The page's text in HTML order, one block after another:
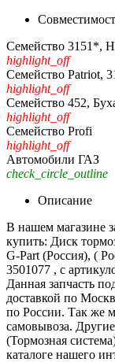
Семейство 3151*,
highlight_off
Семейство Patriot,
highlight_off
Семейство 452,
highlight_off
Семейство Profi
highlight_off
Автомобили ГАЗ
check_circle_outline
Описание
В нашем магазине
купить: Диск
G-Part (Россия), (
3501077 , с
Данная запчасть
доставкой по
по России. Так же
самовывоза.
(Тормозная
каталоге нашего